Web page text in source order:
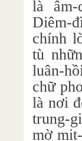
là âm-
Diêm-
chính
tù
luân-
chữ
là nơi
trung-
mờ